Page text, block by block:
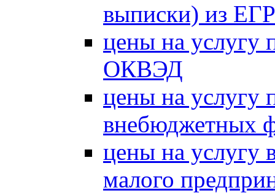
выписки) из
цены на услугу
ОКВЭД
цены на услугу
цены на услугу
малого